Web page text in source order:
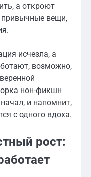
а откроют
привычные вещи,
исчезла, а
возможно,
нон-фикшн
и напомнит,
с одного вдоха.
рост: